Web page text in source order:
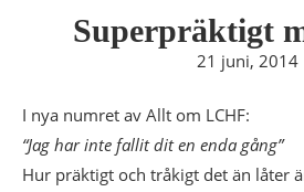
Superpräktigt
21 juni, 2014
I nya numret av Allt om LCHF:
“Jag har inte fallit dit en enda gång”
Hur präktigt och tråkigt det än låter